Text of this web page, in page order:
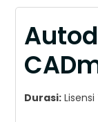
Durasi: